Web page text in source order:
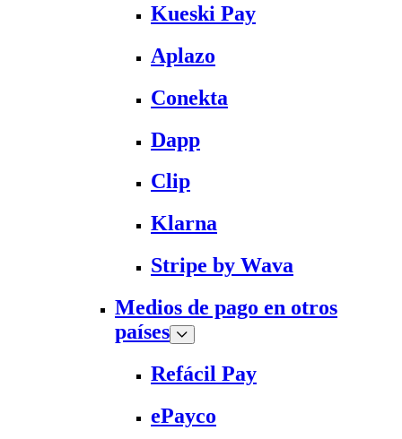
Kueski Pay
Aplazo
Conekta
Dapp
Clip
Klarna
Stripe by Wava
Medios de pago en otros
países
Refácil Pay
ePayco